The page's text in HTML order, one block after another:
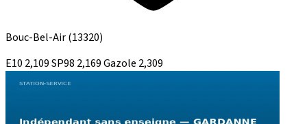
Bouc-Bel-Air(13320)
E10 2,109SP98 2,169Gazole 2,309